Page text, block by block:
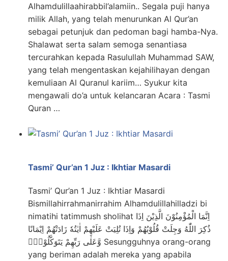
Alhamdulillaahirabbil’alamiin.. Segala puji hanya
milik Allah, yang telah menurunkan Al Qur’an
sebagai petunjuk dan pedoman bagi hamba-Nya.
Shalawat serta salam semoga senantiasa
tercurahkan kepada Rasulullah Muhammad SAW,
yang telah mengentaskan kejahilihayan dengan
kemuliaan Al Quranul kariim… Syukur kita
mengawali do’a untuk kelancaran Acara : Tasmi
Quran …
Tasmi’ Qur’an 1 Juz : Ikhtiar Masardi
Tasmi’ Qur’an 1 Juz : Ikhtiar Masardi
Bismillahirrahmanirrahim Alhamdulillahilladzi bi
nimatihi tatimmush sholihat اِنَّمَا الْمُؤْمِنُوْنَ الَّذِيْنَ اِذَا
ذُكِرَ اللّٰهُ وَجِلَتْ قُلُوْبُهُمْ وَاِذَا تُلِيَتْ عَلَيْهِمْ اٰيٰتُهٗ زَادَتْهُمْ اِيْمَانًا
وَّعَلٰى رَبِّهِمْ يَتَوَكَّلُوْنَۙ Sesungguhnya orang-orang
yang beriman adalah mereka yang apabila